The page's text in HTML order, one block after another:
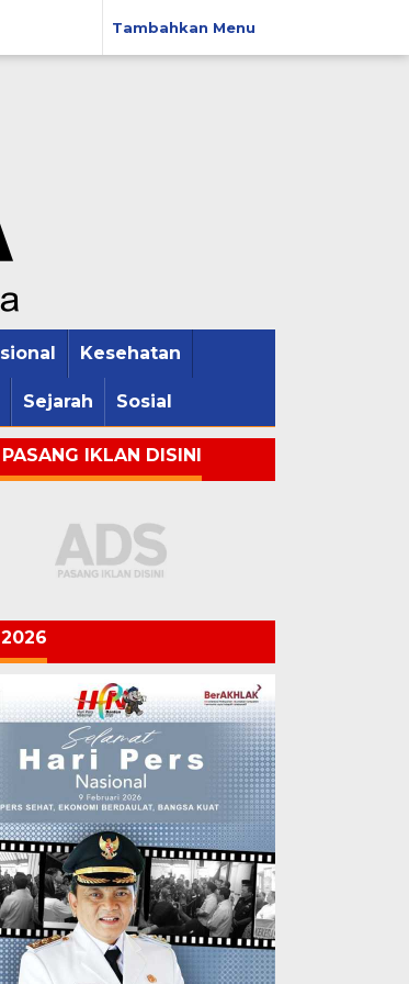
Tambahkan Menu
Kesehatan
Sejarah Sosial
IKLAN DISINI